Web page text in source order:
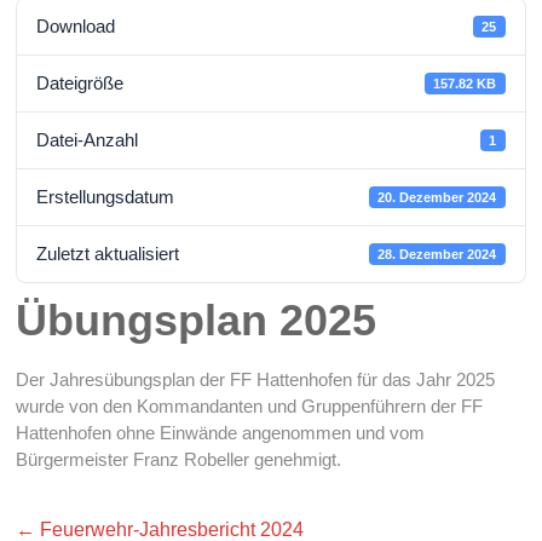
Download 25
Dateigröße 157.82 KB
Datei-Anzahl 1
Erstellungsdatum 20. Dezember 2024
Zuletzt aktualisiert 28. Dezember 2024
Übungsplan 2025
Der Jahresübungsplan der FF Hattenhofen für das Jahr 2025
wurde von den Kommandanten und Gruppenführern der FF
Hattenhofen ohne Einwände angenommen und vom
Bürgermeister Franz Robeller genehmigt.
← Feuerwehr-Jahresbericht 2024